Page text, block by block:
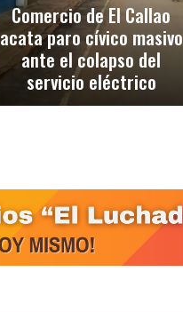
Comercio de El Callao
acata paro cívico masivo
ante el colapso del
servicio eléctrico